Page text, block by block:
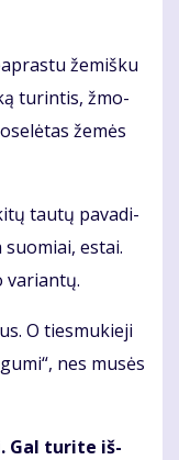
že­miš­ku
tu­rin­tis, žmo­
že­mės
tau­tų pa­va­di­
es­tai.
va­rian­tų.
O ties­mu­kie­ji
nes mu­sės
Gal tu­ri­te iš­